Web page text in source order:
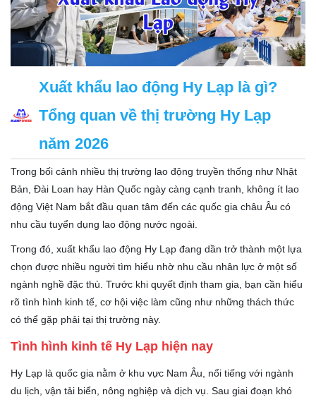
Xuất khẩu lao động Hy Lạp là gì?
Tổng quan về thị trường Hy Lạp
năm 2026
Trong bối cảnh nhiều thị trường lao động truyền thống như Nhật
Bản, Đài Loan hay Hàn Quốc ngày càng cạnh tranh, không ít lao
động Việt Nam bắt đầu quan tâm đến các quốc gia châu Âu có
nhu cầu tuyển dụng lao động nước ngoài.
Trong đó, xuất khẩu lao động Hy Lạp đang dần trở thành một lựa
chọn được nhiều người tìm hiểu nhờ nhu cầu nhân lực ở một số
ngành nghề đặc thù. Trước khi quyết định tham gia, bạn cần hiểu
rõ tình hình kinh tế, cơ hội việc làm cũng như những thách thức
có thể gặp phải tại thị trường này.
Tình hình kinh tế Hy Lạp hiện nay
Hy Lạp là quốc gia nằm ở khu vực Nam Âu, nổi tiếng với ngành
du lịch, vận tải biển, nông nghiệp và dịch vụ. Sau giai đoạn khó